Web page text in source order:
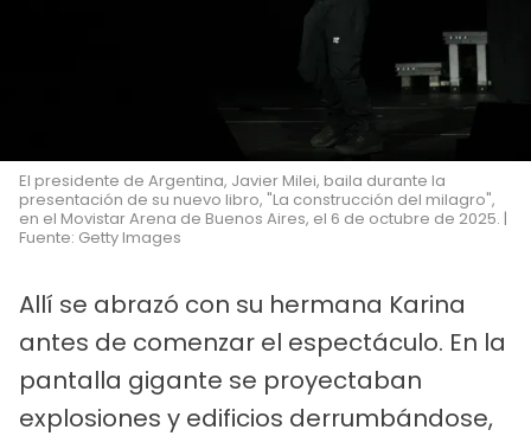
El presidente de Argentina, Javier Milei, baila durante la
presentación de su nuevo libro, "La construcción del milagro",
en el Movistar Arena de Buenos Aires, el 6 de octubre de 2025. |
Fuente: Getty Images
Allí se abrazó con su hermana Karina
antes de comenzar el espectáculo. En la
pantalla gigante se proyectaban
explosiones y edificios derrumbándose,